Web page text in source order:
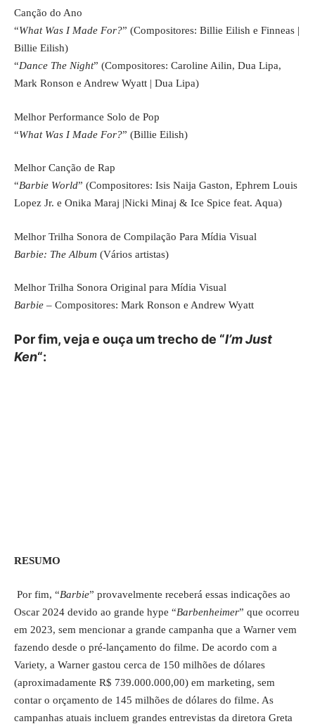
Canção do Ano
“What Was I Made For?” (Compositores: Billie Eilish e Finneas |
Billie Eilish)
“Dance The Night” (Compositores: Caroline Ailin, Dua Lipa,
Mark Ronson e Andrew Wyatt | Dua Lipa)
Melhor Performance Solo de Pop
“What Was I Made For?” (Billie Eilish)
Melhor Canção de Rap
“Barbie World” (Compositores: Isis Naija Gaston, Ephrem Louis
Lopez Jr. e Onika Maraj |Nicki Minaj & Ice Spice feat. Aqua)
Melhor Trilha Sonora de Compilação Para Mídia Visual
Barbie: The Album (Vários artistas)
Melhor Trilha Sonora Original para Mídia Visual
Barbie – Compositores: Mark Ronson e Andrew Wyatt
Por fim, veja e ouça um trecho de “I’m Just
Ken“:
RESUMO
Por fim, “Barbie” provavelmente receberá essas indicações ao
Oscar 2024 devido ao grande hype “Barbenheimer” que ocorreu
em 2023, sem mencionar a grande campanha que a Warner vem
fazendo desde o pré-lançamento do filme. De acordo com a
Variety, a Warner gastou cerca de 150 milhões de dólares
(aproximadamente R$ 739.000.000,00) em marketing, sem
contar o orçamento de 145 milhões de dólares do filme. As
campanhas atuais incluem grandes entrevistas da diretora Greta